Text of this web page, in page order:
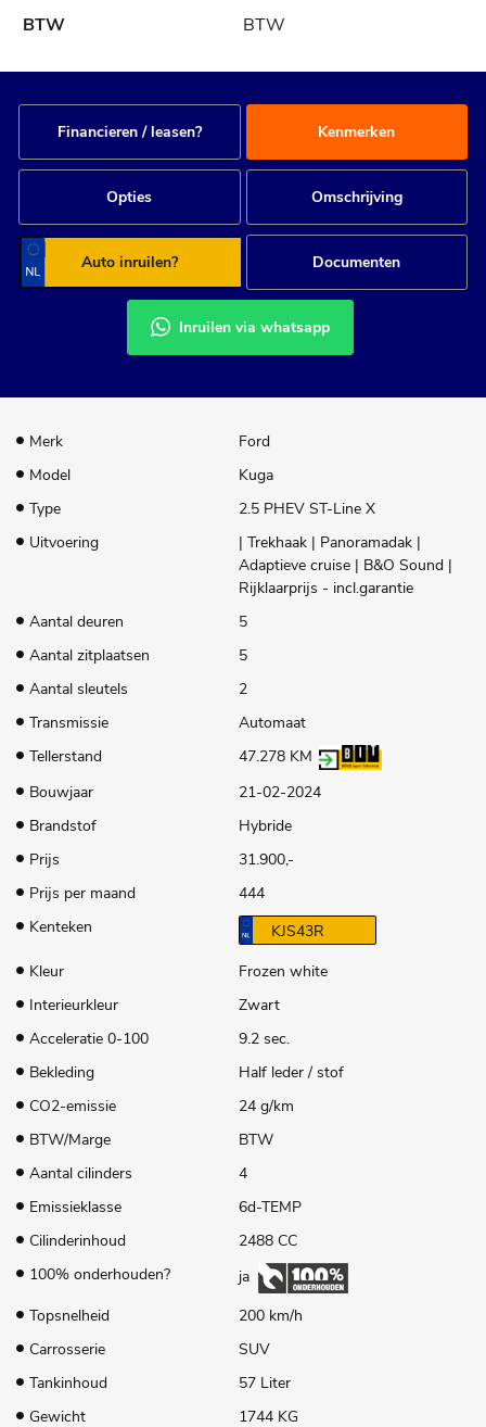
BTW
Financieren / leasen? Kenmerken
Opties Omschrijving
Auto inruilen? Documenten
Inruilen via whatsapp
Merk
Ford
Model
Kuga
Type
2.5 PHEV ST-Line X
Uitvoering
| Trekhaak | Panoramadak |
Adaptieve cruise | B&O Sound |
Rijklaarprijs - incl.garantie
Aantal deuren
5
Aantal zitplaatsen
5
Aantal sleutels
2
Transmissie
Automaat
Tellerstand
47.278 KM
Bouwjaar
21-02-2024
Brandstof
Hybride
Prijs
31.900,-
Prijs per maand
444
Kenteken
KJS43R
Kleur
Frozen white
Interieurkleur
Zwart
Acceleratie 0-100
9.2 sec.
Bekleding
Half leder / stof
CO2-emissie
24 g/km
BTW/Marge
BTW
Aantal cilinders
4
Emissieklasse
6d-TEMP
Cilinderinhoud
2488 CC
100% onderhouden?
ja
Topsnelheid
200 km/h
Carrosserie
SUV
Tankinhoud
57 Liter
Gewicht
1744 KG